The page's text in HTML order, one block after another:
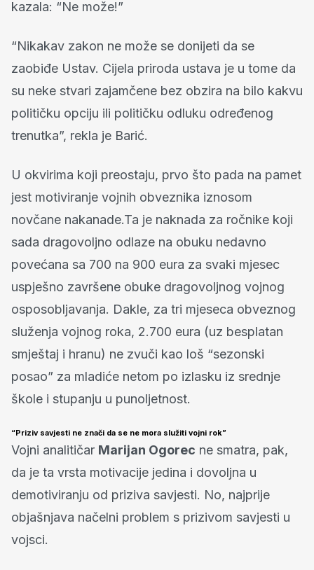
kazala: “Ne može!”
“Nikakav zakon ne može se donijeti da se
zaobiđe Ustav. Cijela priroda ustava je u tome da
su neke stvari zajamčene bez obzira na bilo kakvu
političku opciju ili političku odluku određenog
trenutka”, rekla je Barić.
U okvirima koji preostaju, prvo što pada na pamet
jest motiviranje vojnih obveznika iznosom
novčane nakanade.Ta je naknada za ročnike koji
sada dragovoljno odlaze na obuku nedavno
povećana sa 700 na 900 eura za svaki mjesec
uspješno završene obuke dragovoljnog vojnog
osposobljavanja. Dakle, za tri mjeseca obveznog
služenja vojnog roka, 2.700 eura (uz besplatan
smještaj i hranu) ne zvuči kao loš “sezonski
posao” za mladiće netom po izlasku iz srednje
škole i stupanju u punoljetnost.
“Priziv savjesti ne znači da se ne mora služiti vojni rok”
Vojni analitičar Marijan Ogorec ne smatra, pak,
da je ta vrsta motivacije jedina i dovoljna u
demotiviranju od priziva savjesti. No, najprije
objašnjava načelni problem s prizivom savjesti u
vojsci.